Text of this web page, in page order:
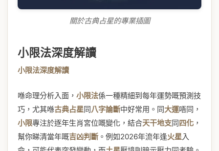
關於古典占星的專業插圖
小限法深度解讀
小限法深度解讀
喺命理分析入面， 小限法係一種精細到每年運勢嘅預測技
巧，尤其喺古典占星同八字論斷中好常用。同大運唔同，
小限專注於逐年生肖宮位嘅變化，結合天干地支同四化 ，
幫你睇清當年嘅吉凶判斷 。例如2026年流年逢火星入